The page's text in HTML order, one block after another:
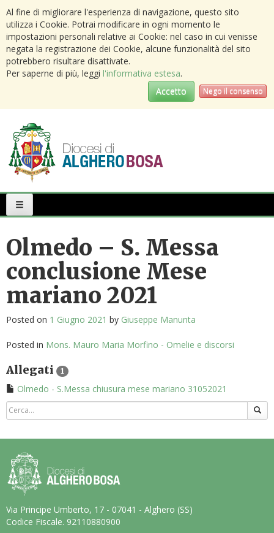
Al fine di migliorare l'esperienza di navigazione, questo sito
utilizza i Cookie. Potrai modificare in ogni momento le
impostazioni personali relative ai Cookie: nel caso in cui venisse
negata la registrazione dei Cookie, alcune funzionalità del sito
potrebbero risultare disattivate.
Per saperne di più, leggi l'informativa estesa.
Accetto
Nego il consenso
Menu
Olmedo – S. Messa
conclusione Mese
mariano 2021
Posted on 1 Giugno 2021 by Giuseppe Manunta
Posted in Mons. Mauro Maria Morfino - Omelie e discorsi
Allegati 1
Olmedo - S.Messa chiusura mese mariano 31052021
Via Principe Umberto, 17 - 07041 - Alghero (SS)
Codice Fiscale. 92110880900